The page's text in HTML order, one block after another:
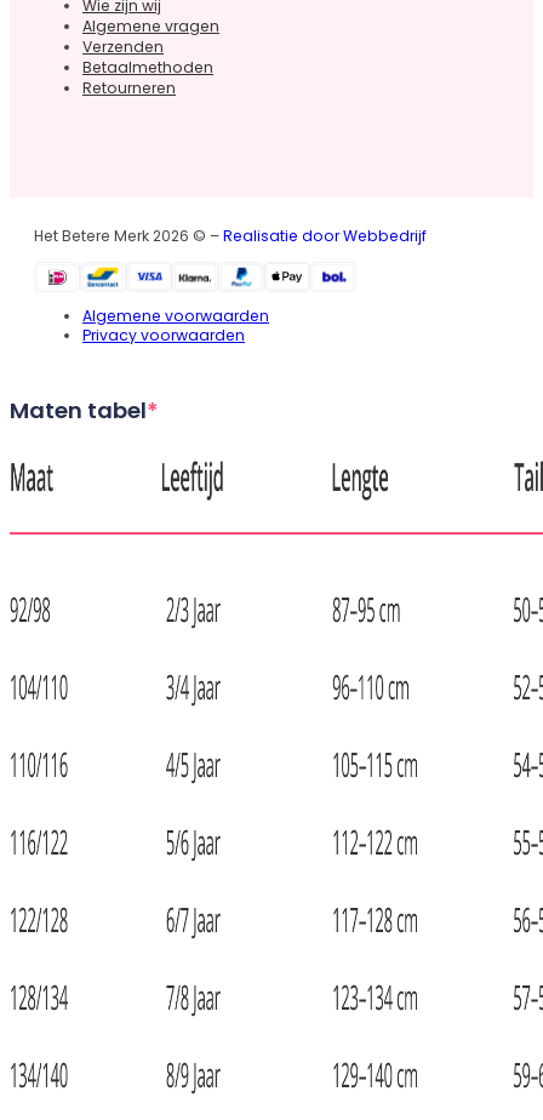
Wie zijn wij
Algemene vragen
Verzenden
Betaalmethoden
Retourneren
Het Betere Merk 2026 © –Realisatie door Webbedrijf
Algemene voorwaarden
Privacy voorwaarden
Maten tabel*